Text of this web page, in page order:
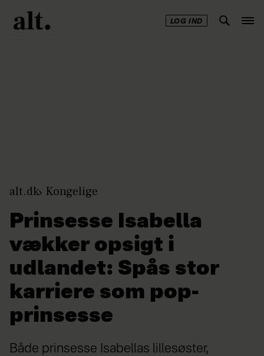
LOG IND
alt.dk Kongelige
Prinsesse Isabella
vækker opsigt i
udlandet: Spås stor
karriere som pop-
prinsesse
Både prinsesse Isabellas lillesøster,